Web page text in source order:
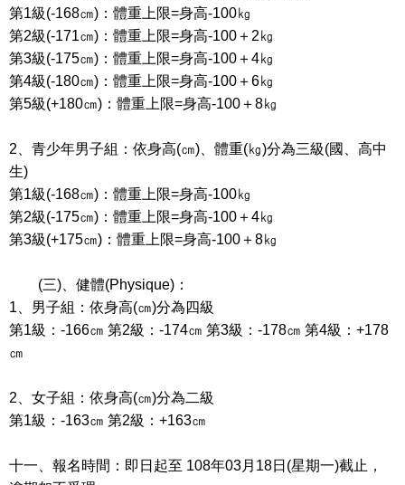
第1級(-168㎝)：體重上限=身高-100㎏
第2級(-171㎝)：體重上限=身高-100＋2㎏
第3級(-175㎝)：體重上限=身高-100＋4㎏
第4級(-180㎝)：體重上限=身高-100＋6㎏
第5級(+180㎝)：體重上限=身高-100＋8㎏
2、青少年男子組：依身高(㎝)、體重(㎏)分為三級(國、高中
生)
第1級(-168㎝)：體重上限=身高-100㎏
第2級(-175㎝)：體重上限=身高-100＋4㎏
第3級(+175㎝)：體重上限=身高-100＋8㎏
(三)、健體(Physique)：
1、男子組：依身高(㎝)分為四級
第1級：-166㎝ 第2級：-174㎝ 第3級：-178㎝ 第4級：+178
㎝
2、女子組：依身高(㎝)分為二級
第1級：-163㎝ 第2級：+163㎝
十一、報名時間：即日起至 108年03月18日(星期一)截止，